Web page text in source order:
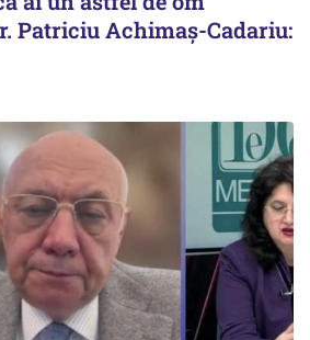
Patriciu Achimaș-Cadariu: